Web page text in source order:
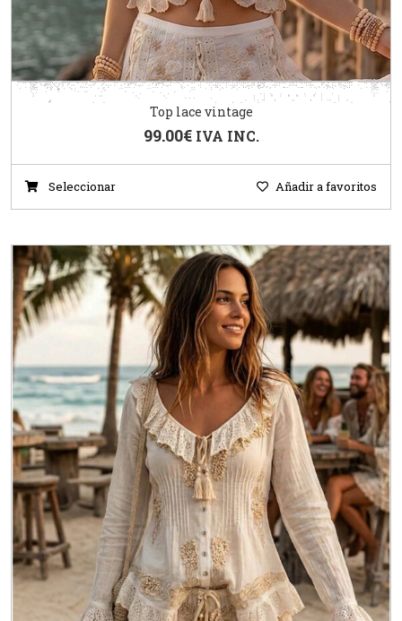
Top lace vintage
99.00€ IVA INC.
Seleccionar Añadir a favoritos